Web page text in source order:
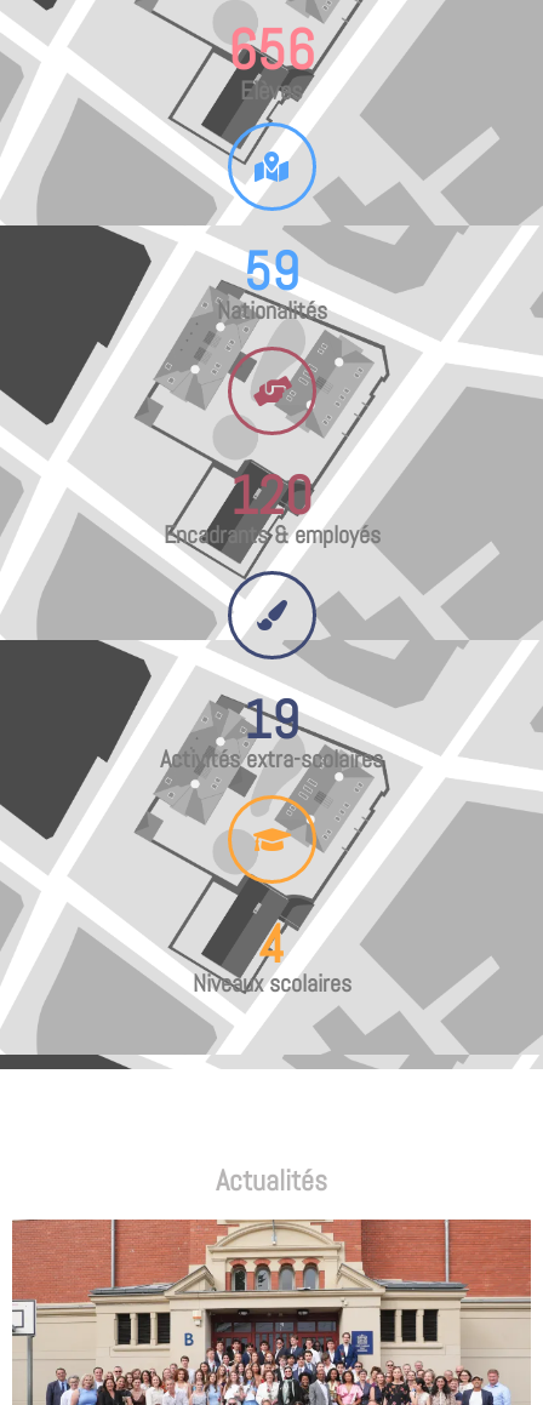
Elèves
656
Nationalités
59
Encadrants & employés
120
Activités extra-scolaires
19
Niveaux scolaires
4
Actualités